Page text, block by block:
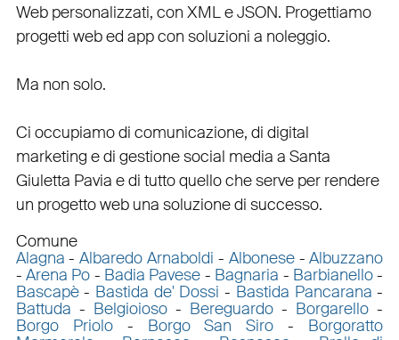
Web personalizzati, con XMLeJSON. Progettiamo
progetti webed appcon soluzioni a noleggio.
Ma non solo.
Ci occupiamo di comunicazione, di digital
marketing e di gestione social media a Santa
Giuletta Pavia e di tutto quello che serve per rendere
un progetto web una soluzione di successo.
Comune
Alagna -Albaredo Arnaboldi - Albonese-Albuzzano
- Arena Po - Badia Pavese - Bagnaria - Barbianello-
Bascapè- Bastida de' Dossi - Bastida Pancarana -
Battuda - Belgioioso- Bereguardo - Borgarello -
Borgo Priolo- Borgo San Siro - Borgoratto